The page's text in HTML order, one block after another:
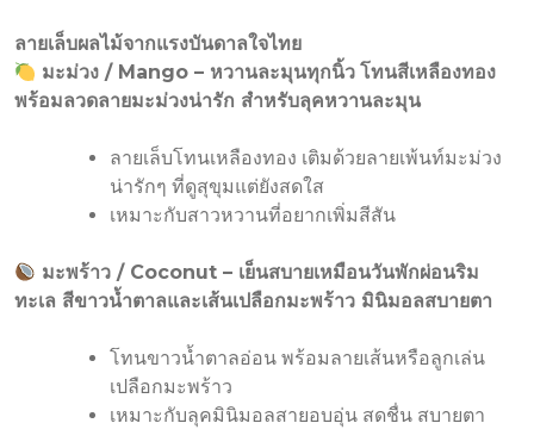
ลายเล็บผลไม้จากแรงบันดาลใจไทย
มะม่วง / Mango – หวานละมุนทุกนิ้ว โทนสีเหลืองทอง
พร้อมลวดลายมะม่วงน่ารัก สำหรับลุคหวานละมุน
ลายเล็บโทนเหลืองทอง เติมด้วยลายเพ้นท์มะม่วง
น่ารักๆ ที่ดูสุขุมแต่ยังสดใส
เหมาะกับสาวหวานที่อยากเพิ่มสีสัน
มะพร้าว / Coconut – เย็นสบายเหมือนวันพักผ่อนริม
ทะเล สีขาวน้ำตาลและเส้นเปลือกมะพร้าว มินิมอลสบายตา
โทนขาวน้ำตาลอ่อน พร้อมลายเส้นหรือลูกเล่น
เปลือกมะพร้าว
เหมาะกับลุคมินิมอลสายอบอุ่น สดชื่น สบายตา